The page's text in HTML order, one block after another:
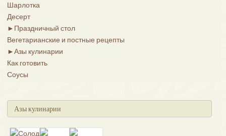
Шарлотка
Десерт
► Праздничный стол
Вегетарианские и постные рецепты
►Азы кулинарии
Как готовить
Соусы
Азы кулинарии